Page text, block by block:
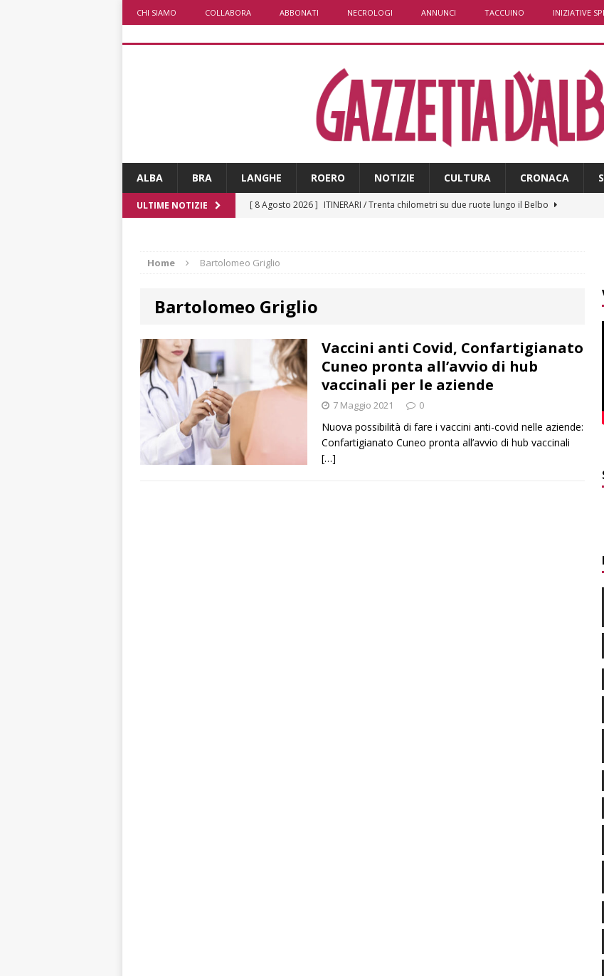
CHI SIAMO COLLABORA ABBONATI NECROLOGI ANNUNCI TACCUINO INIZIATIVE
ALBA BRA LANGHE ROERO NOTIZIE CULTURA CRONACA
ULTIME NOTIZIE [ 8 Agosto 2026 ] ITINERARI / Trenta chilometri su due ruote lungo il Belbo
[ 8 Agosto 2026 ]
[ 8 Agosto 2026 ]
Palio di Asti: da lunedì 10 agosto parte l’allestimento
ALTRE
NOTIZIE
[ 8 Agosto 2026 ]
Gorzegno: 24 giovani al campo scuola della Protezione Civile
Home Bartolomeo Griglio
Bartolomeo Griglio
Vaccini anti Covid, Confartigianato
Cuneo pronta all’avvio di hub
vaccinali per le aziende
7 Maggio 2021 0
Nuova possibilità di fare i vaccini anti-covid nelle aziende:
Confartigianato Cuneo pronta all’avvio di hub vaccinali
[…]